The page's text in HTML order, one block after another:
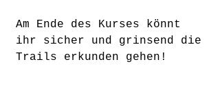
Am Ende des Kurses könnt
ihr sicher und grinsend die
Trails erkunden gehen!